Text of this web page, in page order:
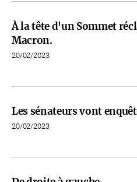
À la tête d'un Sommet
Macron.
20/02/2023
Les sénateurs vont
20/02/2023